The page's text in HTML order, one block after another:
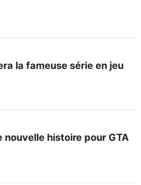
la fameuse série en jeu
nouvelle histoire pour GTA